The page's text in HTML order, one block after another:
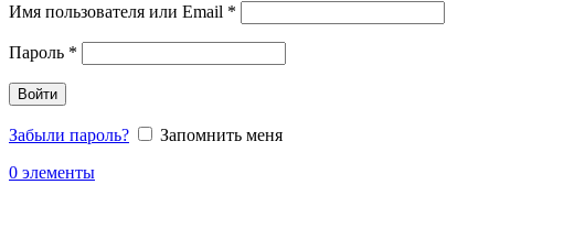
Имя пользователя или Email *
Пароль *
Войти
Забыли пароль?
Запомнить меня
0 элементы